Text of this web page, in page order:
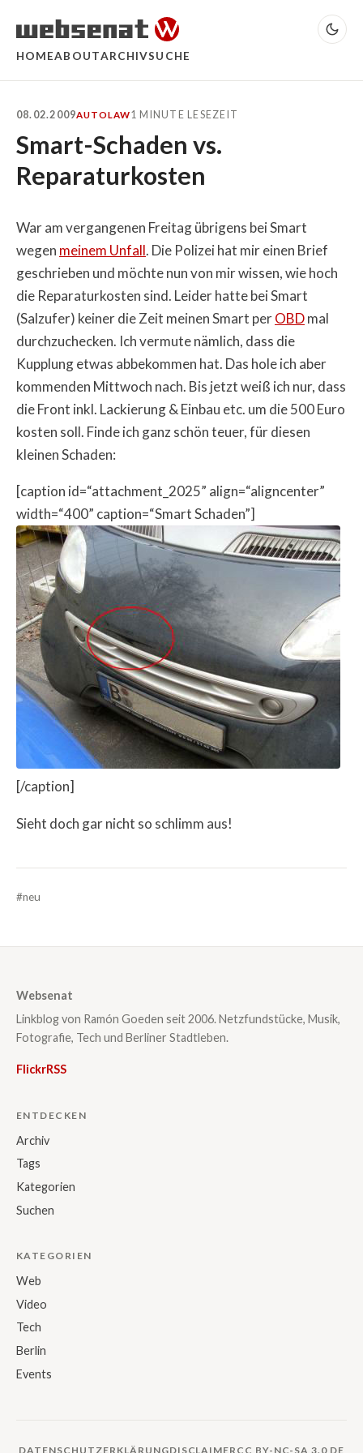
HOMEABOUTARCHIVSUCHE
08.02.2009AUTOLAW1 MINUTE LESEZEIT
Smart-Schaden vs.
Reparaturkosten
War am vergangenen Freitag übrigens bei Smart
wegen meinem Unfall. Die Polizei hat mir einen Brief
geschrieben und möchte nun von mir wissen, wie hoch
die Reparaturkosten sind. Leider hatte bei Smart
(Salzufer) keiner die Zeit meinen Smart perOBDmal
durchzuchecken. Ich vermute nämlich, dass die
Kupplung etwas abbekommen hat. Das hole ich aber
kommenden Mittwoch nach. Bis jetzt weiß ich nur, dass
die Front inkl. Lackierung & Einbau etc. um die 500 Euro
kosten soll. Finde ich ganz schön teuer, für diesen
kleinen Schaden:
[caption id=“attachment_2025” align=“aligncenter”
width=“400” caption=“Smart Schaden”]
[/caption]
Sieht doch gar nicht so schlimm aus!
#neu
Websenat
Linkblog von Ramón Goeden seit 2006. Netzfundstücke, Musik,
Fotografie, Tech und Berliner Stadtleben.
FlickrRSS
ENTDECKEN
Archiv
Tags
Kategorien
Suchen
KATEGORIEN
Web
Video
Tech
Berlin
Events
DATENSCHUTZERKLÄRUNGDISCLAIMER CC BY-NC-SA 3.0 DE